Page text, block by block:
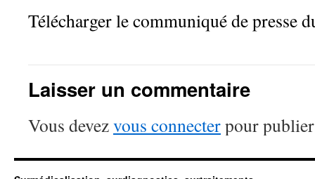
Télécharger le communiqué de presse
Laisser un commentaire
Vous devezvous connecterpour